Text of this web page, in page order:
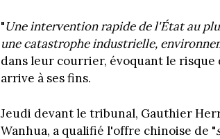
"Une intervention rapide de l'État au
une catastrophe industrielle,
dans leur courrier, évoquant le risque
arrive à ses fins.
Jeudi devant le tribunal, Gauthier
Wanhua, a qualifié l'offre chinoise de "